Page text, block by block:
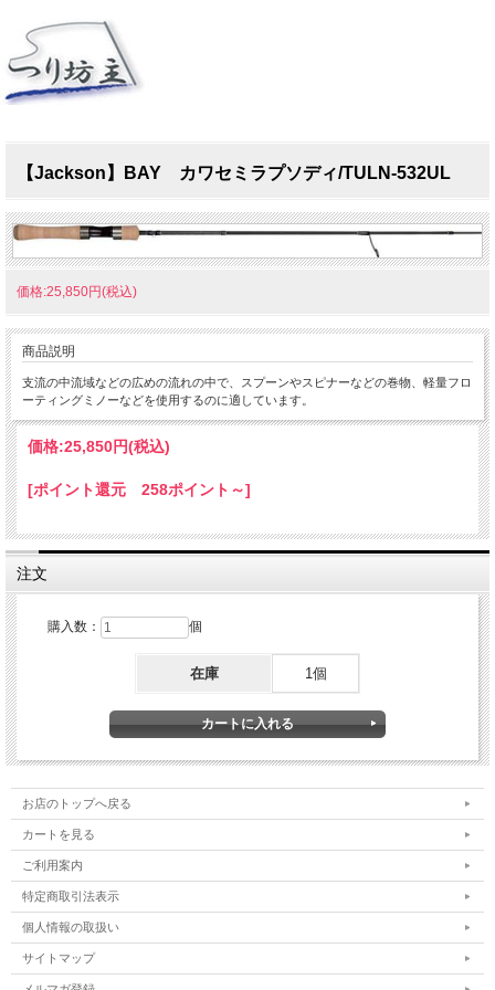
【Jackson】BAY カワセミラプソディ/TULN-532UL
価格:25,850円(税込)
商品説明
支流の中流域などの広めの流れの中で、スプーンやスピナーなどの巻物、軽量フロ
ーティングミノーなどを使用するのに適しています。
価格:25,850円(税込)
[ポイント還元 258ポイント～]
注文
購入数： 個
在庫 1個
お店のトップへ戻る
カートを見る
ご利用案内
特定商取引法表示
個人情報の取扱い
サイトマップ